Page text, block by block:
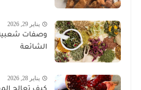
يناير 29, 2026
وصفات شعبية
الشائعة
يناير 28, 2026